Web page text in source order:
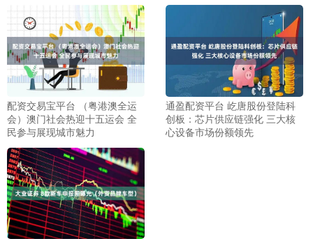
配资交易宝平台 （粤港澳全运
会）澳门社会热迎十五运会 全
民参与展现城市魅力
通盈配资平台 屹唐股份登陆科
创板：芯片供应链强化 三大核
心设备市场份额领先